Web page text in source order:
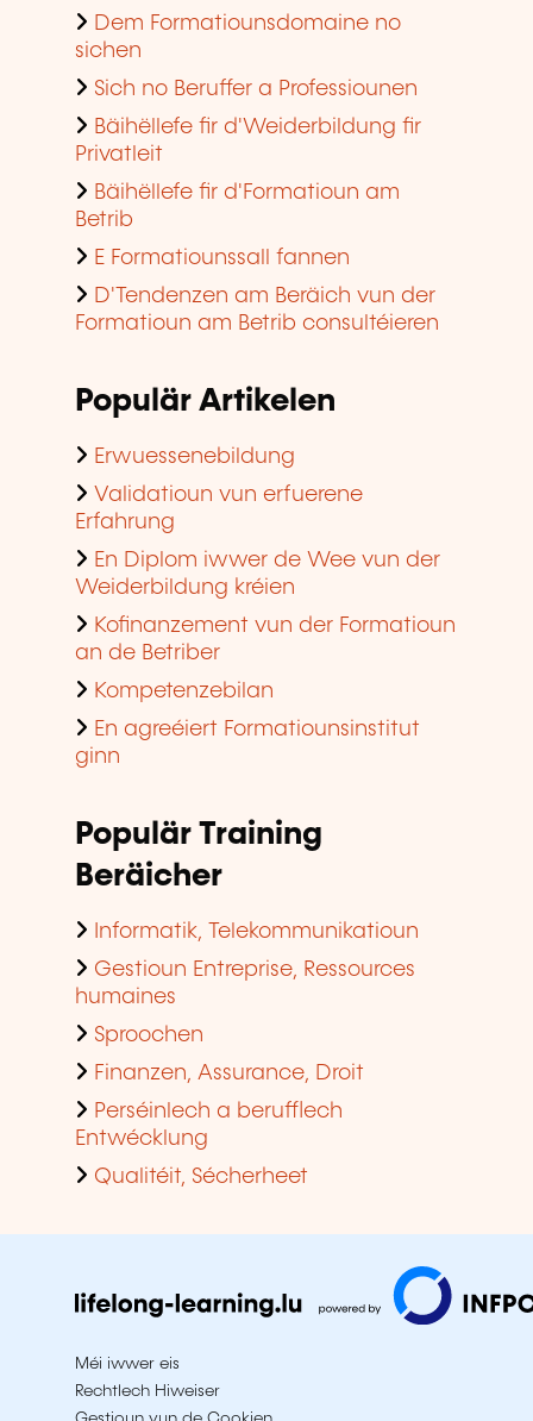
Dem Formatiounsdomaine no
sichen
Sich no Beruffer a Professiounen
Bäihëllefe fir d'Weiderbildung fir
Privatleit
Bäihëllefe fir d'Formatioun am
Betrib
E Formatiounssall fannen
D'Tendenzen am Beräich vun der
Formatioun am Betrib consultéieren
Populär Artikelen
Erwuessenebildung
Validatioun vun erfuerene
Erfahrung
En Diplom iwwer de Wee vun der
Weiderbildung kréien
Kofinanzement vun der Formatioun
an de Betriber
Kompetenzebilan
En agreéiert Formatiounsinstitut
ginn
Populär Training
Beräicher
Informatik, Telekommunikatioun
Gestioun Entreprise, Ressources
humaines
Sproochen
Finanzen, Assurance, Droit
Perséinlech a berufflech
Entwécklung
Qualitéit, Sécherheet
Méi iwwer eis
Rechtlech Hiweiser